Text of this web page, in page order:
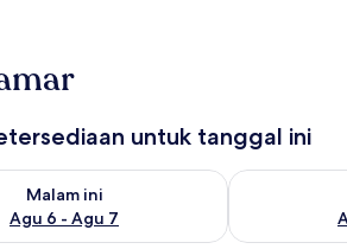
untuk tanggal ini
Malam ini
Agu 6 - Agu 7
untuk malam ini Agu 6 - Agu 7
Periksa